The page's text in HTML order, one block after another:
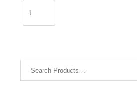
Stitch
40cm
13024
cantidad